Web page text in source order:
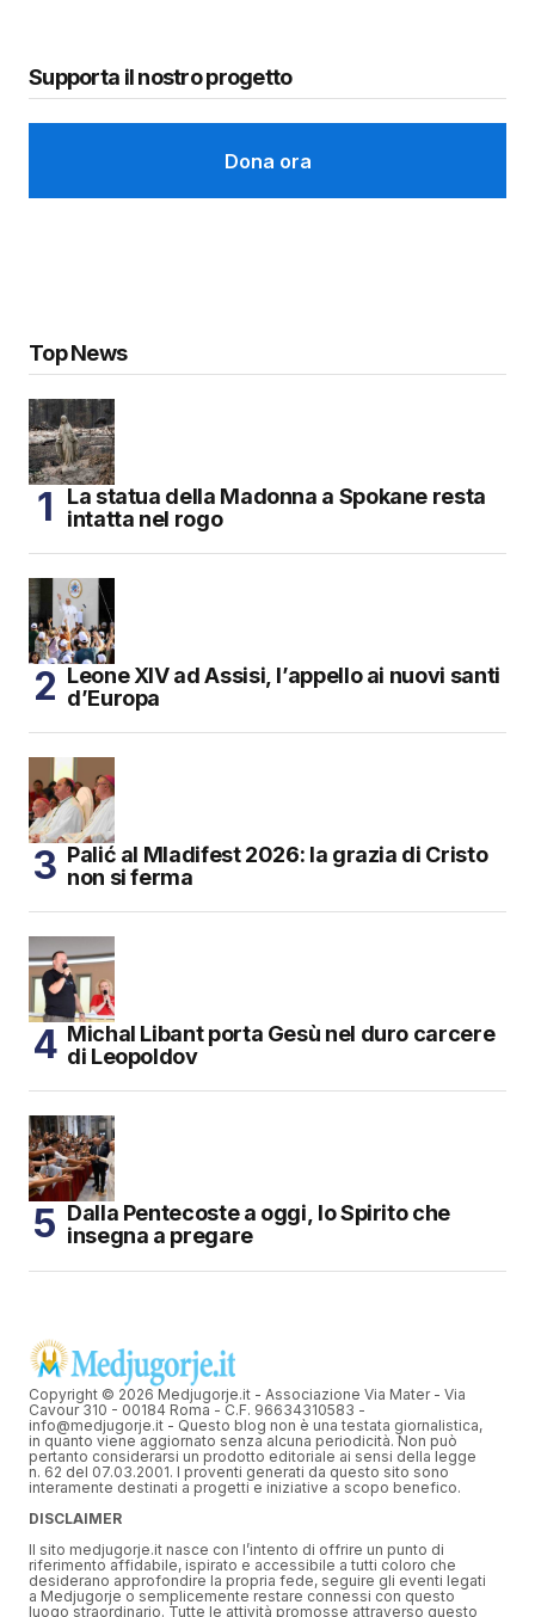
Supporta il nostro progetto
Dona ora
Top News
La statua della Madonna a Spokane resta
intatta nel rogo
Leone XIV ad Assisi, l’appello ai nuovi santi
d’Europa
Palić al Mladifest 2026: la grazia di Cristo
non si ferma
Michal Libant porta Gesù nel duro carcere
di Leopoldov
Dalla Pentecoste a oggi, lo Spirito che
insegna a pregare
Copyright © 2026 Medjugorje.it - Associazione Via Mater - Via
Cavour 310 - 00184 Roma - C.F. 96634310583 -
info@medjugorje.it - Questo blog non è una testata giornalistica,
in quanto viene aggiornato senza alcuna periodicità. Non può
pertanto considerarsi un prodotto editoriale ai sensi della legge
n. 62 del 07.03.2001. I proventi generati da questo sito sono
interamente destinati a progetti e iniziative a scopo benefico.
DISCLAIMER
Il sito medjugorje.it nasce con l’intento di offrire un punto di
riferimento affidabile, ispirato e accessibile a tutti coloro che
desiderano approfondire la propria fede, seguire gli eventi legati
a Medjugorje o semplicemente restare connessi con questo
luogo straordinario. Tutte le attività promosse attraverso questo